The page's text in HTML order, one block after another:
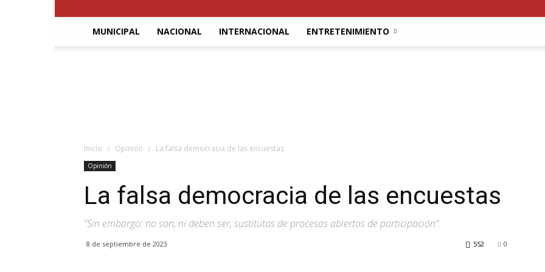
MUNICIPAL NACIONAL INTERNACIONAL ENTRETENIMIENTO
Inicio Opinión La falsa democracia de las encuestas
Opinión
La falsa democracia de las encuestas
“Sin embargo: no son, ni deben ser, sustitutas de procesos abiertos de participación”.
8 de septiembre de 2023 0
552